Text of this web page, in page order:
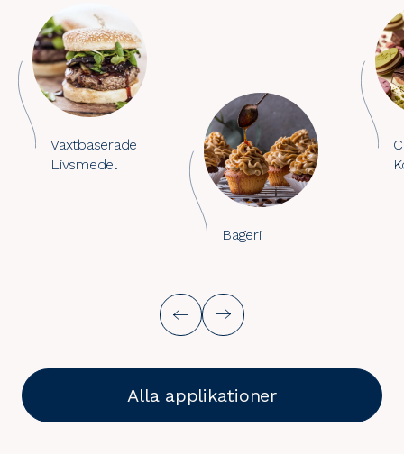
Växtbaserade
Livsmedel
Bageri
Alla applikationer